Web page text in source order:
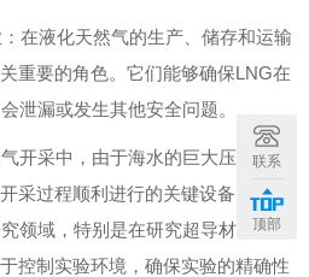
在液化天然气的生产、储存和运输
重要的角色。它们能够确保LNG在
泄漏或发生其他安全问题。
开采中，由于海水的巨大压力和极
采过程顺利进行的关键设备。
领域，特别是在研究超导材料、低
控制实验环境，确保实验的精确性
联系
顶部